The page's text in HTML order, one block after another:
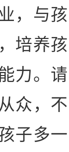
，与
培养
力。
众，
子多